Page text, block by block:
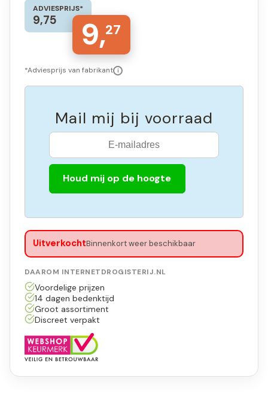
ADVIESPRIJS*
9,75 9,27
*Adviesprijs van fabrikant i
Mail mij bij voorraad
Houd mij op de hoogte
UitverkochtBinnenkort weer beschikbaar
DAAROM INTERNETDROGISTERIJ.NL
Voordelige prijzen
14 dagen bedenktijd
Groot assortiment
Discreet verpakt